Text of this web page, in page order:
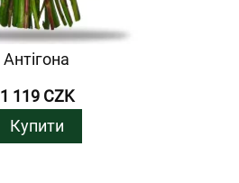
Антігона
1 119 CZK
Купити